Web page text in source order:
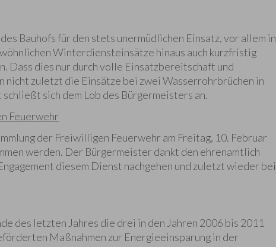
Bauhofs für den stets unermüdlichen Einsatz, vor allem in
Winterdiensteinsätze hinaus auch kurzfristig
Dass dies nur durch volle Einsatzbereitschaft und
nicht zuletzt die Einsätze bei zwei Wasserrohrbrüchen in
sich dem Lob des Bürgermeisters an.
Feuerwehr
der Freiwilligen Feuerwehr am Freitag, 10. Februar
werden. Der Bürgermeister dankt den ehrenamtlich
diesem Dienst nachgehen und zuletzt wieder bei
des letzten Jahres die drei in den Jahren 2006 bis 2011
Maßnahmen zur Energieeinsparung in der